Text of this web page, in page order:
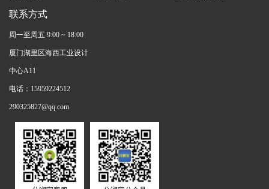
联系方式
周一至周五 9:00 ~ 18:00
厦门湖里区海西工业设计
中心A11
电话：15959224512
290325827@qq.com